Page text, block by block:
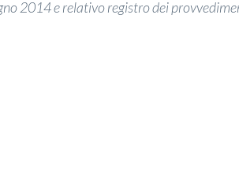
2014 e relativo registro dei